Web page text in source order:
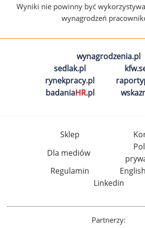
Wyniki nie powinny być
wynagrodzeń
wynagrodzenia.pl
sedlak.pl
rynekpracy.pl
badaniaHR.pl
Sklep
Dla mediów
Regulamin
Linkedin
Partnerzy: